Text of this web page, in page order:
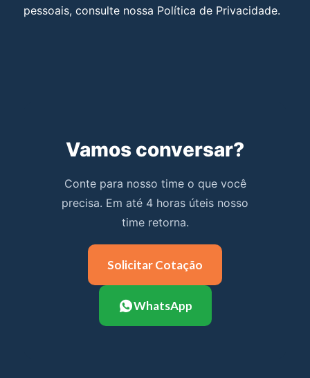
pessoais, consulte nossa Política de Privacidade.
Vamos conversar?
Conte para nosso time o que você
precisa. Em até 4 horas úteis nosso
time retorna.
Solicitar Cotação
WhatsApp